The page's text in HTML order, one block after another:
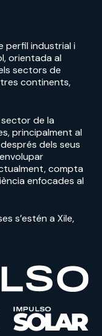
perfil industrial i
orientada al
sectors de
tres continents,
sector de la
principalment al
dels seus
compta
enfocades al
s’estén a Xile,